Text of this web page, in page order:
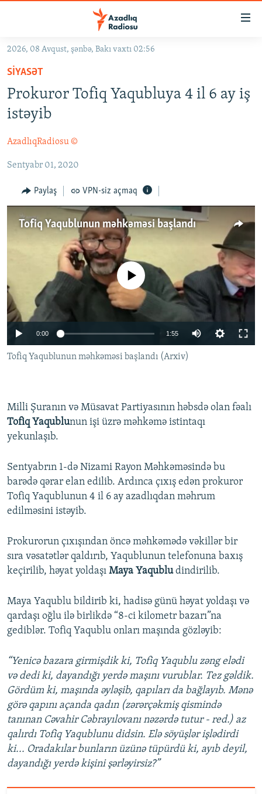
Əsas
qayıt
Əsas
naviqasiyaya
qayıt
Axtarışa
GÜNDƏM
#İZAHLA
KORRUPSIOMETR
#ƏSLINDƏ
FƏRQƏ BAX
QANUNI DOĞRU
ARAŞDIRMA
MULTIMEDIA
VIDEO
FOTOQALEREYA
İNFOQRAFIKA
KARIKATURA
RADIO ARXIV
AZƏRBAYCAN ƏDƏBIYYATI KITABXANASI
İSLAM VƏ DEMOKRATIYA
İZ - MƏDƏNIYYƏT PROQRAMI
HAQQIMIZDA
MISSIYAMIZ
PEŞƏ ETIKASI VƏ JURNALISTIKA STANDARTLARIMIZ
MATERIALLARIMIZDAN ISTIFADƏ
AZADLIQRADIOSU MOBIL TELEFONUNUZDA
BIZIMLƏ ƏLAQƏ
RFE/RL-in bütün saytları
2026, 08 Avqust, şənbə, Bakı vaxtı 02:56
SIYASƏT
Prokuror Tofiq Yaqubluya 4 il 6 ay iş
istəyib
AzadlıqRadiosu ©
Sentyabr 01, 2020
Paylaş VPN-siz açmaq
Tofiq Yaqublunun məhkəməsi başlandı
720p 1080p
No media source currently available
0:00 1:55
Tofiq Yaqublunun məhkəməsi başlandı (Arxiv)
Milli Şuranın və Müsavat Partiyasının həbsdə olan fəalı
Tofiq Yaqublunun işi üzrə məhkəmə istintaqı
yekunlaşıb.
Sentyabrın 1-də Nizami Rayon Məhkəməsində bu
barədə qərar elan edilib. Ardınca çıxış edən prokuror
Tofiq Yaqublunun 4 il 6 ay azadlıqdan məhrum
edilməsini istəyib.
Prokurorun çıxışından öncə məhkəmədə vəkillər bir
sıra vəsatətlər qaldırıb, Yaqublunun telefonuna baxış
keçirilib, həyat yoldaşı Maya Yaqubludindirilib.
Maya Yaqublu bildirib ki, hadisə günü həyat yoldaşı və
qardaşı oğlu ilə birlikdə “8-ci kilometr bazarı”na
gediblər. Tofiq Yaqublu onları maşında gözləyib:
“Yenicə bazara girmişdik ki, Tofiq Yaqublu zəng elədi
və dedi ki, dayandığı yerdə maşını vurublar. Tez gəldik.
Gördüm ki, maşında əyləşib, qapıları da bağlayıb. Mənə
görə qapını açanda qadın (zərərçəkmiş qismində
tanınan Cəvahir Cəbrayılovanı nəzərdə tutur - red.) az
qalırdı Tofiq Yaqublunu didsin. Elə söyüşlər işlədirdi
ki... Oradakılar bunların üzünə tüpürdü ki, ayıb deyil,
dayandığı yerdə kişini şərləyirsiz?”